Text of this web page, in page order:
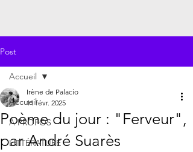
Post
Accueil
À PROPOS
LITTÉRATURE
Accueil
Poème du jour : "Ferveur",
par André Suarès
Irène de Palacio
11 févr. 2025